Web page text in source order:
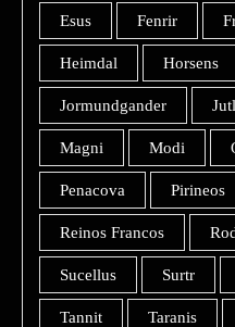
Esus Fenrir
Heimdal Horsens
Jormundgander
Magni Modi
Penacova Pirineos
Reinos Francos
Sucellus Surtr
Tannit Taranis